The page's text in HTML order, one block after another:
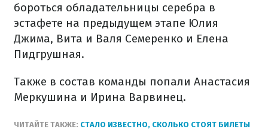
бороться обладательницы серебра в
эстафете на предыдущем этапе Юлия
Джима, Вита и Валя Семеренко и Елена
Пидгрушная.
Также в состав команды попали Анастасия
Меркушина и Ирина Варвинец.
ЧИТАЙТЕ ТАКЖЕ: СТАЛО ИЗВЕСТНО, СКОЛЬКО СТОЯТ БИЛЕТЫ